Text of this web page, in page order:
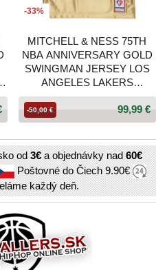
-33%
MITCHELL & NESS 75TH
NBA ANNIVERSARY GOLD
SWINGMAN JERSEY LOS
ANGELES LAKERS
SHAQUILLE O’NEAL GOLD
99,99 €
-50,00 €
od3€a objednávky nad60€
Poštovné do Čiech9.90€
každý deň.